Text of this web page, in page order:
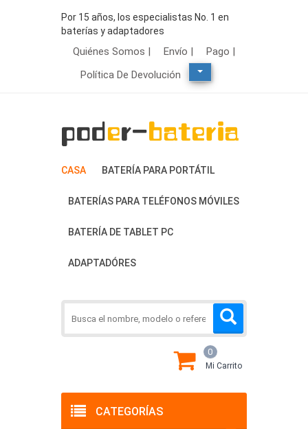
Por 15 años, los especialistas No. 1 en
baterías y adaptadores
Quiénes Somos | Envío |
Pago |
Política De Devolución
CASA BATERÍA PARA PORTÁTIL
BATERÍAS PARA TELÉFONOS MÓVILES
BATERÍA DE TABLET PC
ADAPTADÓRES
CATEGORÍAS
0
Mi Carrito